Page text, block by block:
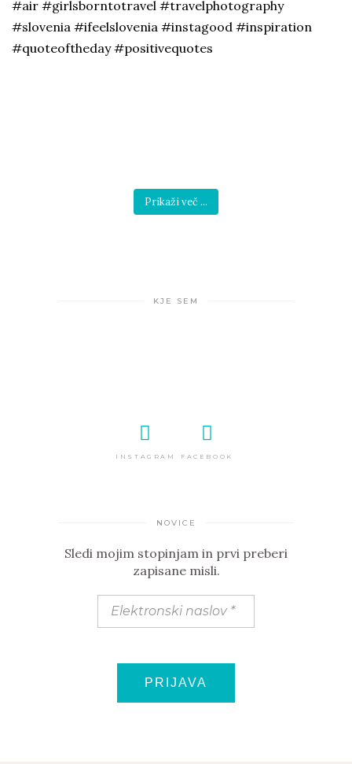
Prikaži več ...
KJE SEM
INSTAGRAM FACEBOOK
NOVICE
Sledi mojim stopinjam in prvi preberi
zapisane misli.
Elektronski
naslov